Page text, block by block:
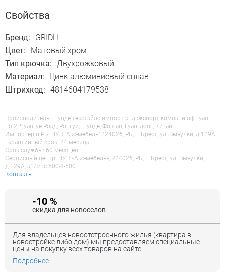
Свойства
Бренд:
GRIDLI
Цвет:
Матовый хром
Тип крючка: Двухрожковый
Материал:
Цинк-алюминиевый сплав
Штрихкод: 4814604179538
Производитель: Шунде текстайлс импорт энд экспорт компани оф гуанг
но.2, Чуангуе Роад, Ронгуи, Шунде, Фошан, Гуангдонг, Китай
Импортер в РБ: ЧУП "Акс-мебель" 224026, РБ, г. Брест, ул. Вычулки, д.129А
Гарантийный срок: 24 месяца
Срок службы: 60 месяцев
Сервисный центр: ЧУП «Акс-мебель», 224026, РБ, г. Брест, ул. Вычулки,
д.129А, a1/мтс 500-8-500
Контакты
-10 %
скидка для новоселов
Для владельцев новоотстроенного жилья (квартира в
новостройке либо дом) мы предоставляем специальные
цены на покупку всех товаров на сайте.
Подробнее